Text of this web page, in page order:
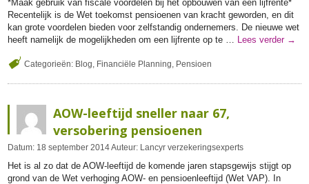
*Maak gebruik van fiscale voordelen bij het opbouwen van een lijfrente*
Recentelijk is de Wet toekomst pensioenen van kracht geworden, en dit
kan grote voordelen bieden voor zelfstandig ondernemers. De nieuwe wet
heeft namelijk de mogelijkheden om een lijfrente op te …
Lees verder →
Categorieën: Blog, Financiële Planning, Pensioen
AOW-leeftijd sneller naar 67,
versobering pensioenen
Datum: 18 september 2014Auteur: Lancyr verzekeringsexperts
Het is al zo dat de AOW-leeftijd de komende jaren stapsgewijs stijgt op
grond van de Wet verhoging AOW- en pensioenleeftijd (Wet VAP). In